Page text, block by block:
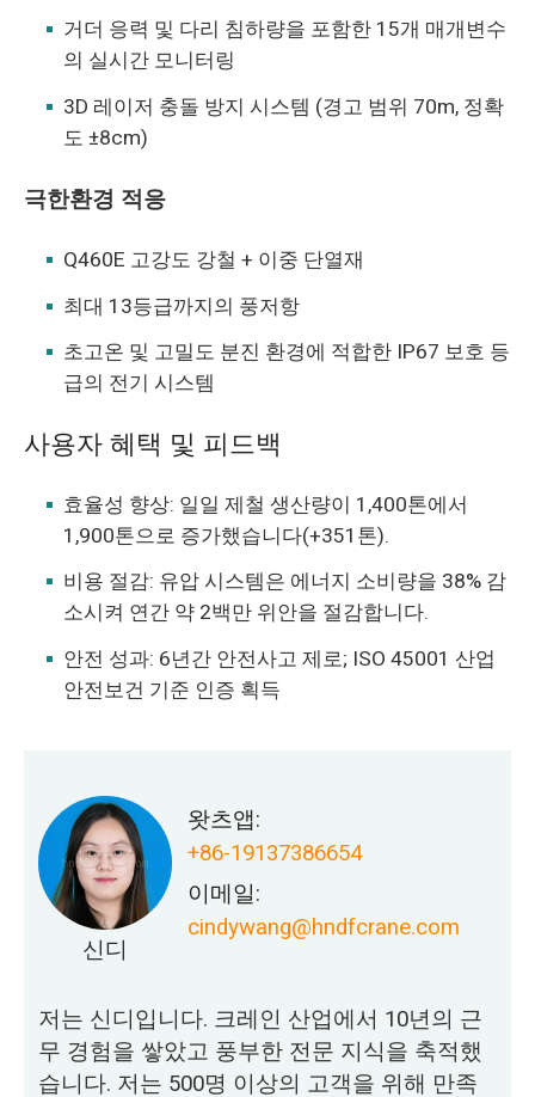
거더 응력 및 다리 침하량을 포함한 15개 매개변수
의 실시간 모니터링
3D 레이저 충돌 방지 시스템 (경고 범위 70m, 정확
도 ±8cm)
극한환경 적응
Q460E 고강도 강철 + 이중 단열재
최대 13등급까지의 풍저항
초고온 및 고밀도 분진 환경에 적합한 IP67 보호 등
급의 전기 시스템
사용자 혜택 및 피드백
효율성 향상: 일일 제철 생산량이 1,400톤에서
1,900톤으로 증가했습니다(+351톤).
비용 절감: 유압 시스템은 에너지 소비량을 38% 감
소시켜 연간 약 2백만 위안을 절감합니다.
안전 성과: 6년간 안전사고 제로; ISO 45001 산업
안전보건 기준 인증 획득
신디
왓츠앱:
+86-19137386654
이메일:
cindywang@hndfcrane.com
저는 신디입니다. 크레인 산업에서 10년의 근
무 경험을 쌓았고 풍부한 전문 지식을 축적했
습니다. 저는 500명 이상의 고객을 위해 만족